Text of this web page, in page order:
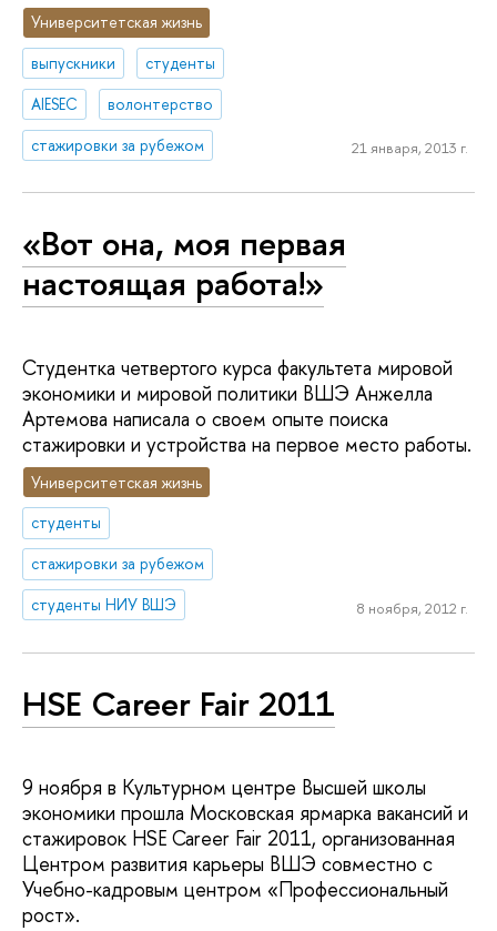
Университетская жизнь
выпускники
студенты
AIESEC
волонтерство
стажировки за рубежом
21 января, 2013 г.
«Вот она, моя первая
настоящая работа!»
Студентка четвертого курса факультета­ мировой
экономики и мировой политики ВШЭ Анжелла
Артемова написала о своем опыте поиска
стажировки и устройства на первое место работы.
Университетская жизнь
студенты
стажировки за рубежом
студенты НИУ ВШЭ
8 ноября, 2012 г.
HSE Career Fair 2011
9 ноября в Культурном центре Высшей школы
экономики прошла Московская ярмарка вакансий и
стажировок HSE Career Fair 2011, организованная
Центром развития карьеры ВШЭ совместно с
Учебно-кадровым центром «Профессиональный
рост».